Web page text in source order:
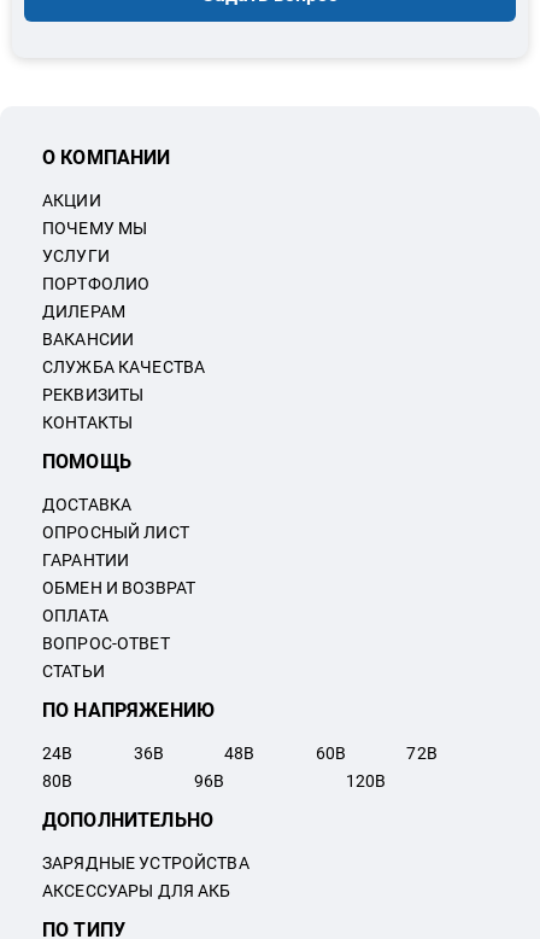
О КОМПАНИИ
АКЦИИ
ПОЧЕМУ МЫ
УСЛУГИ
ПОРТФОЛИО
ДИЛЕРАМ
ВАКАНСИИ
СЛУЖБА КАЧЕСТВА
РЕКВИЗИТЫ
КОНТАКТЫ
ПОМОЩЬ
ДОСТАВКА
ОПРОСНЫЙ ЛИСТ
ГАРАНТИИ
ОБМЕН И ВОЗВРАТ
ОПЛАТА
ВОПРОС-ОТВЕТ
СТАТЬИ
ПО НАПРЯЖЕНИЮ
24В 36В 48В 60В 72В
80В 96В 120В
ПО ТИПУ
ДОПОЛНИТЕЛЬНО
ЗАРЯДНЫЕ УСТРОЙСТВА
АКСЕССУАРЫ ДЛЯ АКБ